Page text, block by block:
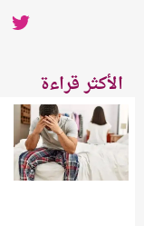
الأكثر قراءة